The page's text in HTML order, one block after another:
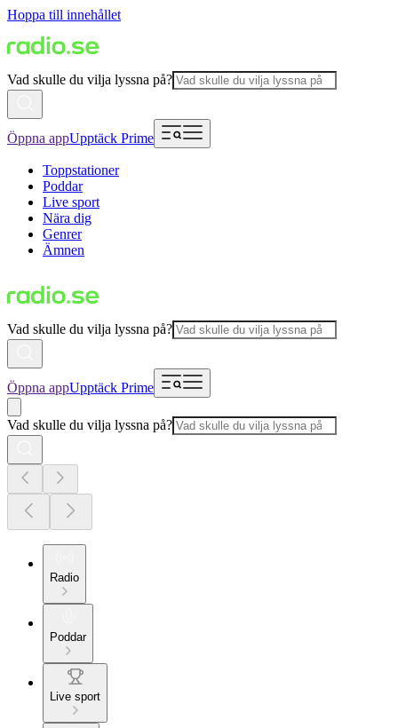
Hoppa till innehållet
Vad skulle du vilja lyssna på?
Öppna appUpptäck Prime
Toppstationer
Poddar
Live sport
Nära dig
Genrer
Ämnen
Vad skulle du vilja lyssna på?
Öppna appUpptäck Prime
Vad skulle du vilja lyssna på?
Radio
Poddar
Live sport